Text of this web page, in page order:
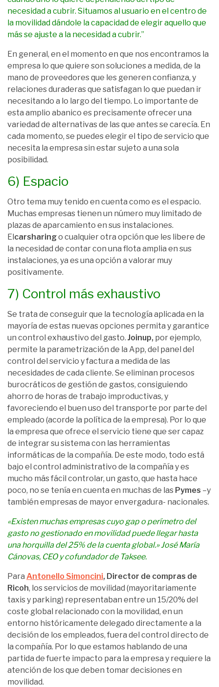
necesidad a cubrir. Situamos al usuario en el centro de
la movilidad dándole la capacidad de elegir aquello que
más se ajuste a la necesidad a cubrir.”
En general, en el momento en que nos encontramos la
empresa lo que quiere son soluciones a medida, de la
mano de proveedores que les generen confianza, y
relaciones duraderas que satisfagan lo que puedan ir
necesitando a lo largo del tiempo. Lo importante de
esta amplio abanico es precisamente ofrecer una
variedad de alternativas de las que antes se carecía. En
cada momento, se puedes elegir el tipo de servicio que
necesita la empresa sin estar sujeto a una sola
posibilidad.
6) Espacio
Otro tema muy tenido en cuenta como es el espacio.
Muchas empresas tienen un número muy limitado de
plazas de aparcamiento en sus instalaciones.
Elcarsharingo cualquier otra opción que les libere de
la necesidad de contar con una flota amplia en sus
instalaciones, ya es una opción a valorar muy
positivamente.
7) Control más exhaustivo
Se trata de conseguir que la tecnología aplicada en la
mayoría de estas nuevas opciones permita y garantice
un control exhaustivo del gasto. Joinup, por ejemplo,
permite la parametrización de la App, del panel del
control del servicio y factura a medida de las
necesidades de cada cliente. Se eliminan procesos
burocráticos de gestión de gastos, consiguiendo
ahorro de horas de trabajo improductivas, y
favoreciendo el buen uso del transporte por parte del
empleado (acorde la política de la empresa). Por lo que
la empresa que ofrece el servicio tiene que ser capaz
de integrar su sistema con las herramientas
informáticas de la compañía. De este modo, todo está
bajo el control administrativo de la compañía y es
mucho más fácil controlar, un gasto, que hasta hace
poco, no se tenía en cuenta en muchas de las Pymes –y
también empresas de mayor envergadura- nacionales.
«Existen muchas empresas cuyo gap o perímetro del
gasto no gestionado en movilidad puede llegar hasta
una horquilla del 25% de la cuenta global.»José María
Cánovas, CEO y cofundador de Taksee.
Para Antonello Simoncini, Director de compras de
Ricoh, los servicios de movilidad (mayoritariamente
taxis y parking) representaban entre un 15/20% del
coste global relacionado con la movilidad, en un
entorno históricamente delegado directamente a la
decisión de los empleados, fuera del control directo de
la compañía. Por lo que estamos hablando de una
partida de fuerte impacto para la empresa y requiere la
atención de los que deben tomar decisiones en
movilidad.